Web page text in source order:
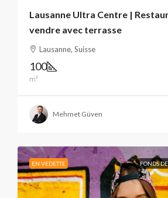
Lausanne Ultra Centre |
vendre avec terrasse
Lausanne, Suisse
100
m²
Mehmet Güven
EN VEDETTE FONDS